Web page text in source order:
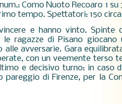
Como Nuoto Recoaro 1 su
tempo. Spettatori: 150
e hanno vinto. Spinte
ragazze di Pisano
alle avversarie. Gara
con un veemente terso
e decisivo turno: in caso
di Firenze, per la